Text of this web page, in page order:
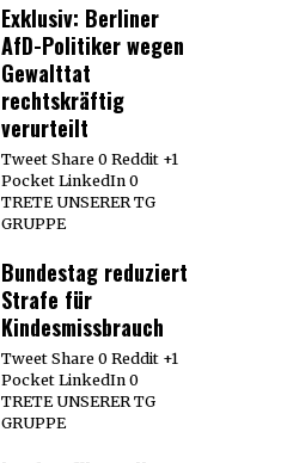
Exklusiv: Berliner
AfD-Politiker wegen
Gewalttat
rechtskräftig
verurteilt
Tweet Share 0 Reddit +1
Pocket LinkedIn 0
TRETE UNSERER TG
GRUPPE
Bundestag reduziert
Strafe für
Kindesmissbrauch
Tweet Share 0 Reddit +1
Pocket LinkedIn 0
TRETE UNSERER TG
GRUPPE